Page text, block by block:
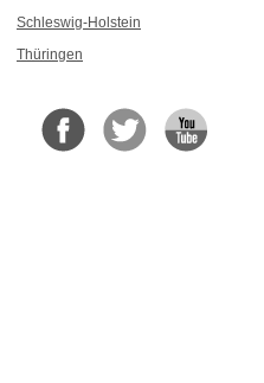
Schleswig-Holstein
Thüringen